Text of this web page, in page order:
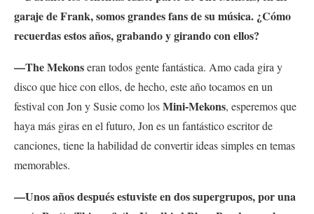
garaje de Frank, somos grandes fans de su música. ¿Cómo
recuerdas estos años, grabando y girando con ellos?
—The Mekonseran todos gente fantástica. Amo cada gira y
disco que hice con ellos, de hecho, este año tocamos en un
festival con Jon y Susie como losMini-Mekons, esperemos que
haya más giras en el futuro, Jon es un fantástico escritor de
canciones, tiene la habilidad de convertir ideas simples en temas
memorables.
—Unos años después estuviste en dos supergrupos, por una